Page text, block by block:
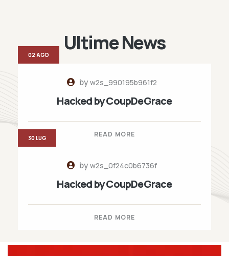
Ultime News
byw2s_990195b961f2
Hacked by CoupDeGrace
READ MORE
02 AGO
byw2s_0f24c0b6736f
Hacked by CoupDeGrace
READ MORE
30 LUG